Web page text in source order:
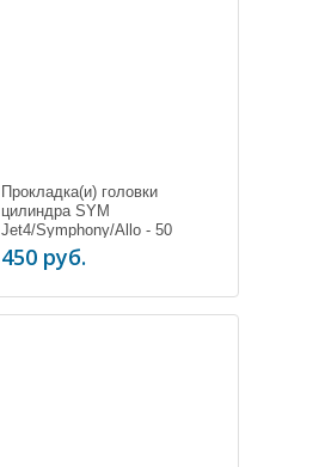
Прокладка(и) головки
цилиндра SYM
Jet4/Symphony/Allo - 50
450 руб.